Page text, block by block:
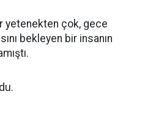
yetenekten çok, gece
bekleyen bir insanın